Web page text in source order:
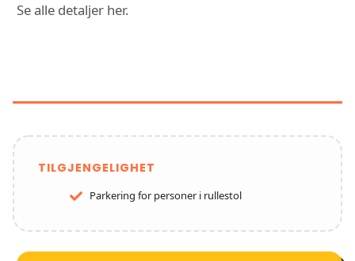
Se alle detaljer her.
TILGJENGELIGHET
Parkering for personer i rullestol